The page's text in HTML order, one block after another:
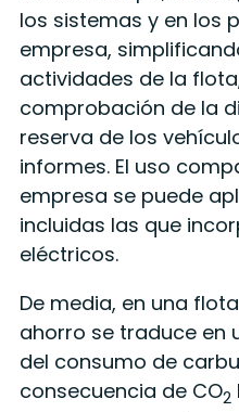
los sistemas y en los
empresa,
actividades de la
comprobación de la
reserva de los
informes. El uso
empresa se puede
incluidas las que
eléctricos.
De media, en una
ahorro se traduce en
del consumo de
consecuencia de CO2